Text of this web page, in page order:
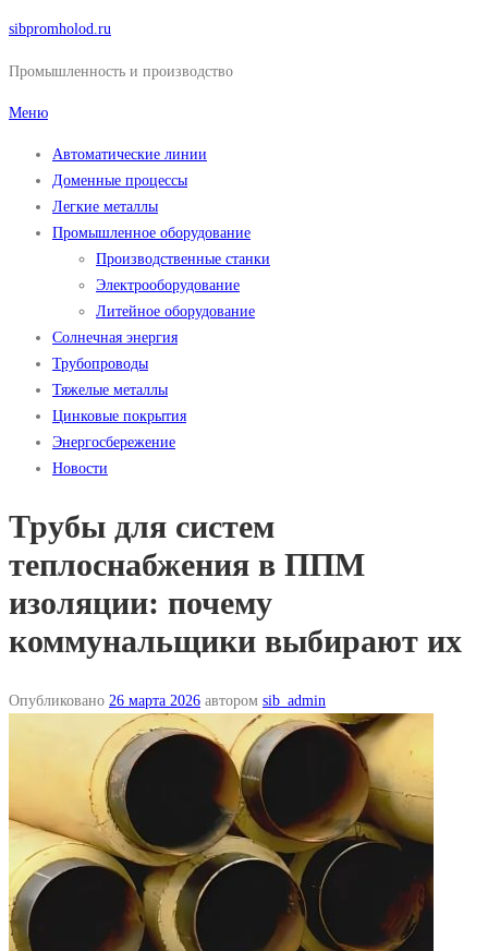
Перейти
содержимому
sibpromholod.ru
Промышленность и производство
Меню
Автоматические линии
Доменные процессы
Легкие металлы
Промышленное оборудование
Производственные станки
Электрооборудование
Литейное оборудование
Солнечная энергия
Трубопроводы
Тяжелые металлы
Цинковые покрытия
Энергосбережение
Новости
Трубы для систем
теплоснабжения в ППМ
изоляции: почему
коммунальщики выбирают их
Опубликовано 26 марта 2026 автором sib_admin